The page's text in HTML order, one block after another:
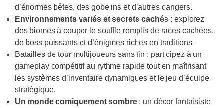
d’énormes bêtes, des gobelins et d’autres dangers.
Environnements variés et secrets cachés : explorez
des biomes à couper le souffle remplis de races cachées,
de boss puissants et d’énigmes riches en traditions.
Batailles de tour multijoueurs sans fin : participez à un
gameplay compétitif au rythme rapide tout en maîtrisant
les systèmes d’inventaire dynamiques et le jeu d’équipe
stratégique.
Un monde comiquement sombre : un décor fantaisiste